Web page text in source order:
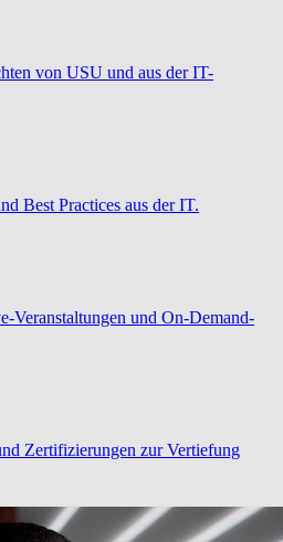
von USU und aus der IT-
Best Practices aus der IT.
Veranstaltungen und On-Demand-
Zertifizierungen zur Vertiefung